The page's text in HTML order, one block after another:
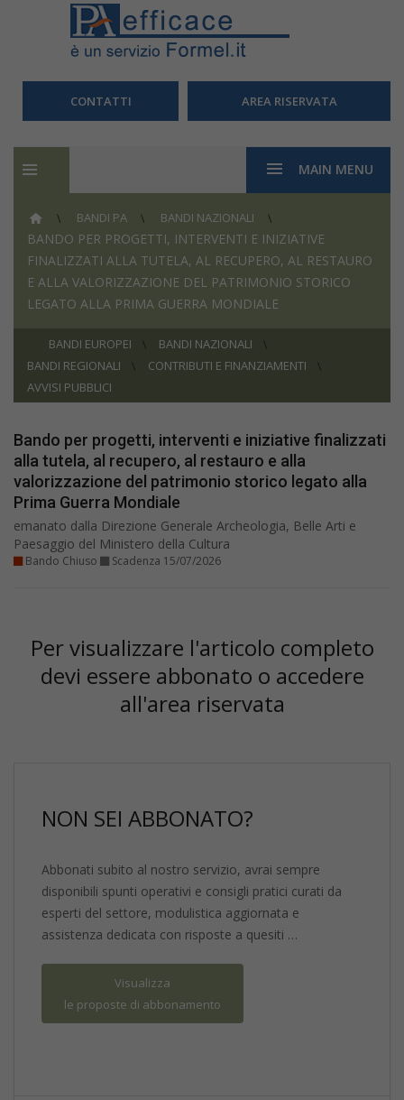
CONTATTI AREA RISERVATA
MAIN MENU
BANDI PA BANDI NAZIONALI
BANDO PER PROGETTI, INTERVENTI E INIZIATIVE
FINALIZZATI ALLA TUTELA, AL RECUPERO, AL RESTAURO
E ALLA VALORIZZAZIONE DEL PATRIMONIO STORICO
LEGATO ALLA PRIMA GUERRA MONDIALE
BANDI EUROPEI
BANDI NAZIONALI
BANDI REGIONALI
CONTRIBUTI E FINANZIAMENTI
AVVISI PUBBLICI
Bando per progetti, interventi e iniziative finalizzati
alla tutela, al recupero, al restauro e alla
valorizzazione del patrimonio storico legato alla
Prima Guerra Mondiale
emanato dalla Direzione Generale Archeologia, Belle Arti e
Paesaggio del Ministero della Cultura
Bando Chiuso Scadenza 15/07/2026
Per visualizzare l'articolo completo
devi essere abbonato o accedere
all'area riservata
NON SEI ABBONATO?
Abbonati subito al nostro servizio, avrai sempre
disponibili spunti operativi e consigli pratici curati da
esperti del settore, modulistica aggiornata e
assistenza dedicata con risposte a quesiti …
Visualizza
le proposte di abbonamento